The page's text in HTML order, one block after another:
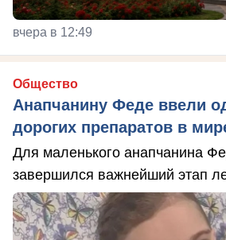
вчера в 12:49
Общество
Анапчанину Феде ввели
дорогих препаратов в
Для маленького анапчанина
завершился важнейший этап